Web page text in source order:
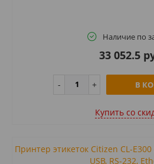
Наличие по
33 052.5
В
Купить cо
Принтер этикеток Citizen CL-E300
USB, RS-232,